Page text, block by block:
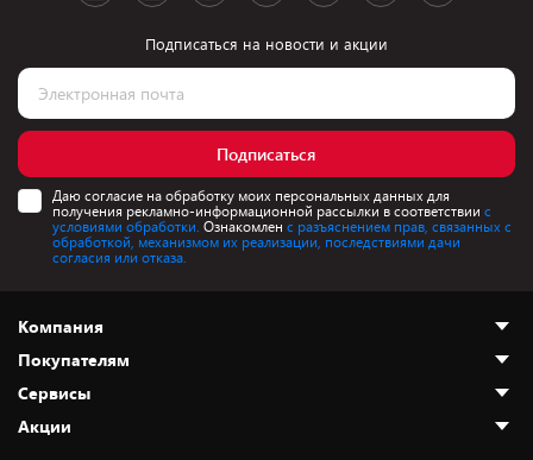
Подписаться на новости и акции
Подписаться
Даю согласие на обработку моих персональных данных для
получения рекламно-информационной рассылки в соответствии с
условиями обработки. Ознакомлен с разъяснением прав, связанных с
обработкой, механизмом их реализации, последствиями дачи
согласия или отказа.
Компания
О нас
Адреса магазинов
Новости
Покупателям
Как сделать заказ
Оплата и доставка
Сервисы
Акции